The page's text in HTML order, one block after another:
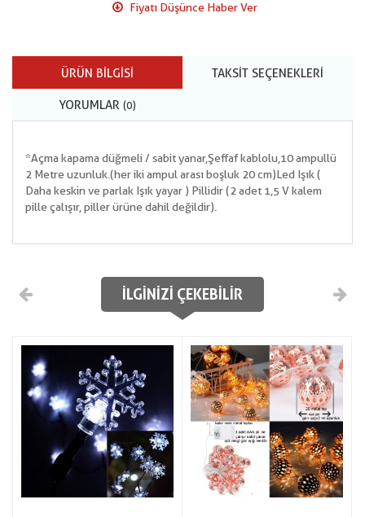
Fiyatı Düşünce Haber Ver
ÜRÜN BILGISI TAKSIT SEÇENEKLERI
YORUMLAR (0)
*Açma kapama düğmeli / sabit yanar, Şeffaf kablolu,10 ampullü
2 Metre uzunluk.(her iki ampul arası boşluk 20 cm)Led Işık (
Daha keskin ve parlak Işık yayar ) Pillidir (2 adet 1,5 V kalem
pille çalışır, piller ürüne dahil değildir).
İLGINIZI ÇEKEBILIR